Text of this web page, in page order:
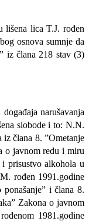
lišena lica T.J. rođen
osnova sumnje da
iz člana 218 stav (3)
narušavanja
slobode i to: N.N.
člana 8. ”Ometanje
o javnom redu i miru
prisustvo alkohola u
rođen 1991.godine
i člana 8.
Zakona o javnom
1981.godine